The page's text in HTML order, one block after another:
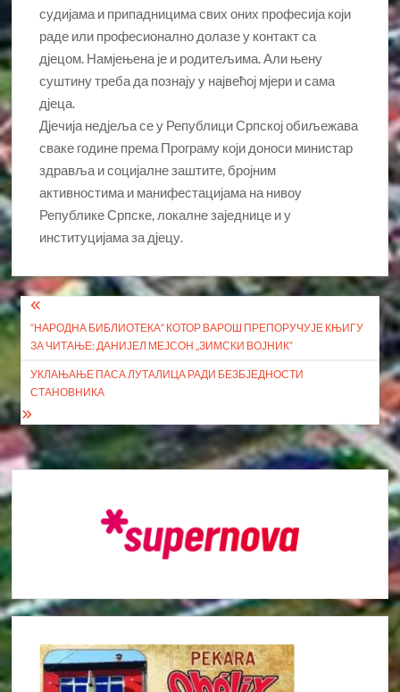
судијама и припадницима свих оних професија који
раде или професионално долазе у контакт са
дјецом. Намјењена је и родитељима. Али њену
суштину треба да познају у највећој мјери и сама
дјеца.
Дјечија недјеља се у Републици Српској обиљежава
сваке године према Програму који доноси министар
здравља и социјалне заштите, бројним
активностима и манифестацијама на нивоу
Републике Српске, локалне заједнице и у
институцијама за дјецу.
Кретање
чланка
“НАРОДНА БИБЛИОТЕКА“ КОТОР ВАРОШ ПРЕПОРУЧУЈЕ КЊИГУ
ЗА ЧИТАЊЕ: ДАНИЈЕЛ МЕЈСОН „ЗИМСКИ ВОЈНИК“
УКЛАЊАЊЕ ПАСА ЛУТАЛИЦА РАДИ БЕЗБЈЕДНОСТИ
СТАНОВНИКА